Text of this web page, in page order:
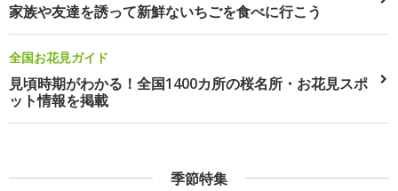
家族や友達を誘って新鮮ないちごを食べに行こう
全国お花見ガイド
見頃時期がわかる！全国1400カ所の桜名所・お花見スポ
ット情報を掲載
季節特集